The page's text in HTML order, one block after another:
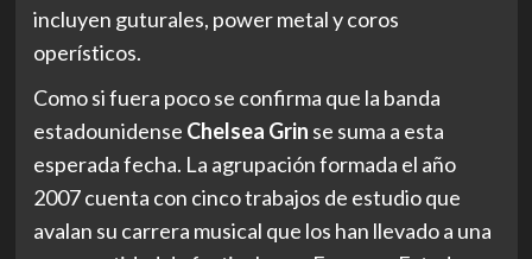
incluyen guturales, power metal y coros
operísticos.
Como si fuera poco se confirma que la banda
estadounidense Chelsea Grin se suma a esta
esperada fecha. La agrupación formada el año
2007 cuenta con cinco trabajos de estudio que
avalan su carrera musical que los han llevado a una